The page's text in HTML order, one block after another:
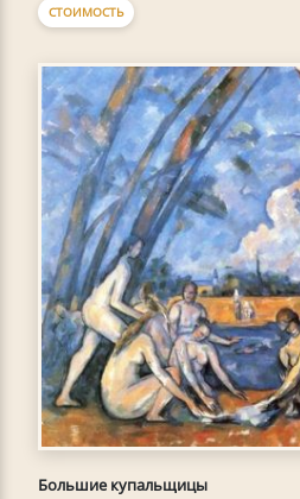
СТОИМОСТЬ
Большие купальщицы